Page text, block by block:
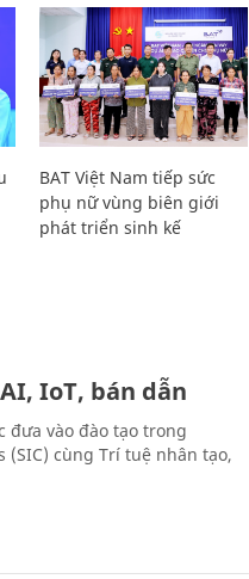
BAT Việt Nam tiếp sức
phụ nữ vùng biên giới
phát triển sinh kế
IoT, bán dẫn
đưa vào đào tạo trong
cùng Trí tuệ nhân tạo,